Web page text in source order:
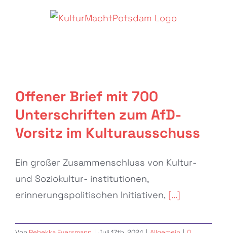
Kulturausschuss
Allgemein
Offener Brief mit 700
Unterschriften zum AfD-
Vorsitz im Kulturausschuss
Ein großer Zusammenschluss von Kultur-
und Soziokultur- institutionen,
erinnerungspolitischen Initiativen, [...]